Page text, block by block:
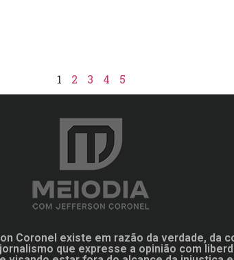
1 2 3 4 5
Coronel existe em razão da verdade, da
que expresse a opinião com